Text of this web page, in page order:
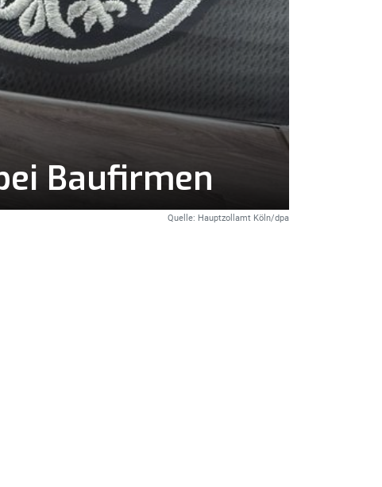
Baufirmen
Quelle: Hauptzollamt Köln/dpa